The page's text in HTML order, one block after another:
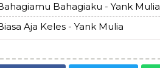
Bahagiaku - Yank Mulia
Aja Keles - Yank Mulia